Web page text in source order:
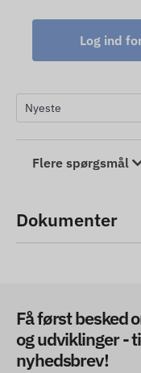
Log ind
Flere spørgsmål
Dokumenter
Få først besked
og udviklinger -
nyhedsbrev!